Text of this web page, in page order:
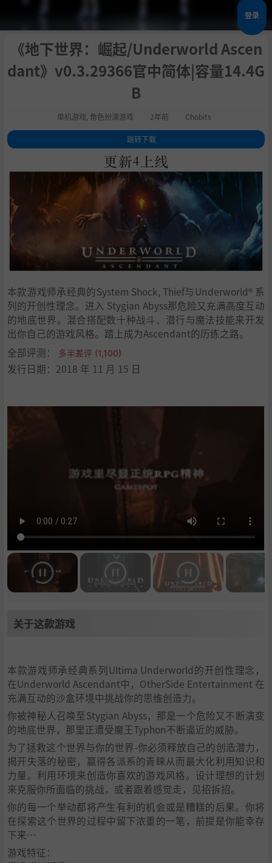
登录
《地下世界：崛起/Underworld Ascen
dant》v0.3.29366官中简体|容量14.4G
B
单机游戏 角色扮演游戏 2年前 Chobits
跳转下载
2.系统需求
学习版下载
本款游戏师承经典的System Shock, Thief与Underworld® 系
列的开创性理念。进入 Stygian Abyss那危险又充满高度互动
的地底世界。混合搭配数十种战斗、潜行与魔法技能来开发
出你自己的游戏风格。踏上成为Ascendant的历练之路。
全部评测：
多半差评 (1,100)
发行日期：2018 年 11 月 15 日
关于这款游戏
本款游戏师承经典系列Ultima Underworld的开创性理念，
在Underworld Ascendant中，OtherSide Entertainment 在
充满互动的沙盒环境中挑战你的思维创造力。
你被神秘人召唤至Stygian Abyss，那是一个危险又不断演变
的地底世界，那里正遭受魔王Typhon不断逼近的威胁。
为了拯救这个世界与你的世界-你必须释放自己的创造潜力，
揭开失落的秘密，赢得各派系的青睐从而最大化利用知识和
力量。利用环境来创造你喜欢的游戏风格。设计理想的计划
来克服你所面临的挑战，或者跟着感觉走，见招拆招。
你的每一个举动都将产生有利的机会或是糟糕的后果。你将
在探索这个世界的过程中留下浓重的一笔，前提是你能幸存
下来…
游戏特征：